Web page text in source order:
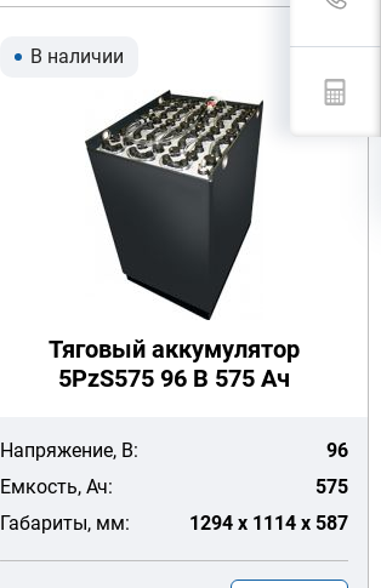
В наличии
Тяговый аккумулятор
5PzS575 96 В 575 Ач
Напряжение, В:
96
Емкость, Ач:
575
Габариты, мм:
1294 x 1114 x 587